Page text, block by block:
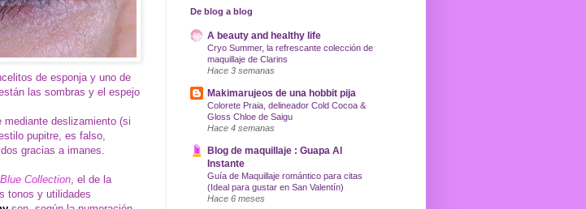
de esponja y uno de
las sombras y el espejo
mediante deslizamiento (si
pupitre, es falso,
gracias a imanes.
Collection, el de la
tonos y utilidades
De blog a blog
A beauty and healthy life
Cryo Summer, la refrescante colección de
maquillaje de Clarins
Hace 3 semanas
Makimarujeos de una hobbit pija
Colorete Praia, delineador Cold Cocoa &
Gloss Chloe de Saigu
Hace 4 semanas
Blog de maquillaje : Guapa Al
Instante
Guía de Maquillaje romántico para citas
(Ideal para gustar en San Valentín)
Hace 6 meses